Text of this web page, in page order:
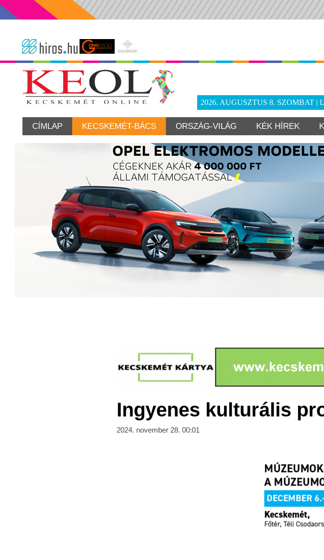
2026. AUGUSZTUS 8. SZOMBAT |
CÍMLAP KECSKEMÉT-BÁCS ORSZÁG-VILÁG KÉK HÍREK
Ingyenes kulturális
2024. november 28. 00:01